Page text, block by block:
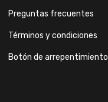
Preguntas frecuentes
Términos y condiciones
Botón de arrepentimiento